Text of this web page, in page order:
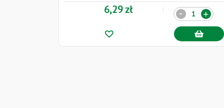
6,29 zł Ilość +
-